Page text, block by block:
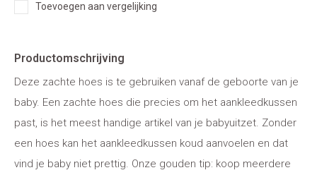
Toevoegen aan vergelijking
Productomschrijving
Deze zachte hoes is te gebruiken vanaf de geboorte van je
baby. Een zachte hoes die precies om het aankleedkussen
past, is het meest handige artikel van je babyuitzet. Zonder
een hoes kan het aankleedkussen koud aanvoelen en dat
vind je baby niet prettig. Onze gouden tip: koop meerdere